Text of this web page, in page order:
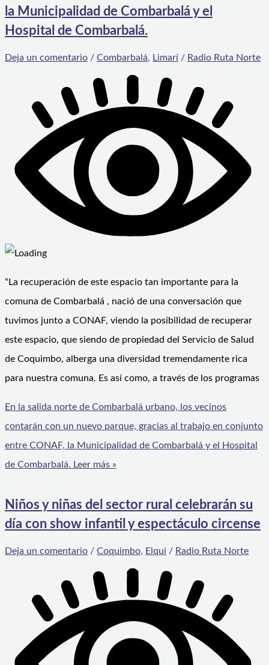
la Municipalidad de Combarbalá y el
Hospital de Combarbalá.
Deja un comentario / Combarbalá, Limarí / Radio Ruta Norte
“La recuperación de este espacio tan importante para la
comuna de Combarbalá , nació de una conversación que
tuvimos junto a CONAF, viendo la posibilidad de recuperar
este espacio, que siendo de propiedad del Servicio de Salud
de Coquimbo, alberga una diversidad tremendamente rica
para nuestra comuna. Es así como, a través de los programas
En la salida norte de Combarbalá urbano, los vecinos
contarán con un nuevo parque, gracias al trabajo en conjunto
entre CONAF, la Municipalidad de Combarbalá y el Hospital
de Combarbalá. Leer más »
Niños y niñas del sector rural celebrarán su
día con show infantil y espectáculo circense
Deja un comentario / Coquimbo, Elqui / Radio Ruta Norte